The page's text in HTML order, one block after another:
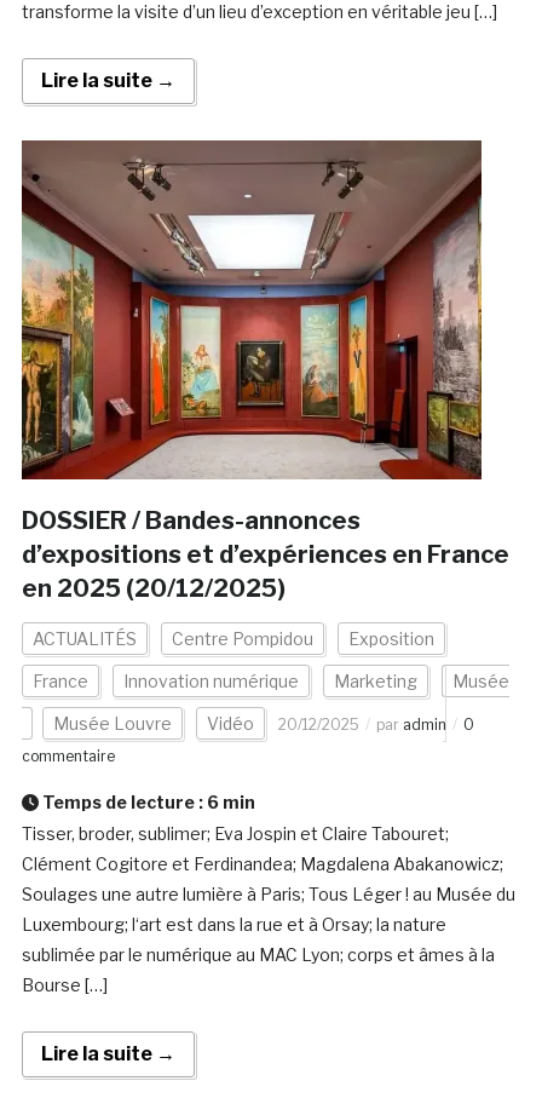
transforme la visite d’un lieu d’exception en véritable jeu […]
Lire la suite →
DOSSIER / Bandes-annonces
d’expositions et d’expériences en France
en 2025 (20/12/2025)
ACTUALITÉS Centre Pompidou Exposition
France Innovation numérique Marketing Musée
Musée Louvre Vidéo 20/12/2025 par admin
0
commentaire
Temps de lecture : 6 min
Tisser, broder, sublimer; Eva Jospin et Claire Tabouret;
Clément Cogitore et Ferdinandea; Magdalena Abakanowicz;
Soulages une autre lumière à Paris; Tous Léger ! au Musée du
Luxembourg; l‘art est dans la rue et à Orsay; la nature
sublimée par le numérique au MAC Lyon; corps et âmes à la
Bourse […]
Lire la suite →